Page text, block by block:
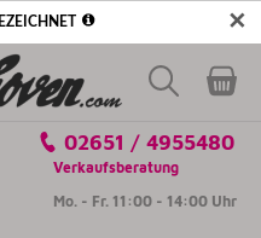
✕
ABONNIEREN
02651 / 4955480
Verkaufsberatung
Mo. - Fr. 11:00 - 14:00 Uhr